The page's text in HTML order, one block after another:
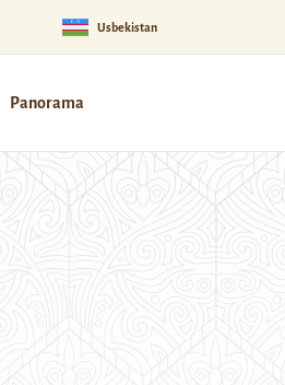
Usbekistan
Panorama